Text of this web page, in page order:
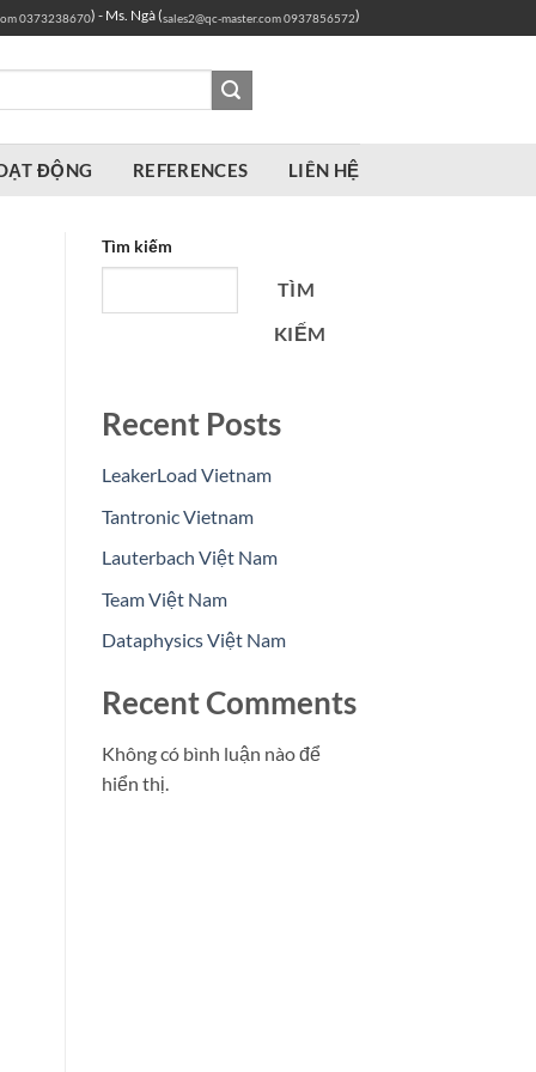
0373238670) - Ms. Ngà (sales2@qc-master.com0937856572)
ĐỘNG REFERENCES LIÊN HỆ
Tìm kiếm
TÌM
KIẾM
Recent Posts
LeakerLoad Vietnam
Tantronic Vietnam
Lauterbach Việt Nam
Team Việt Nam
Dataphysics Việt Nam
Recent Comments
Không có bình luận nào để
hiển thị.